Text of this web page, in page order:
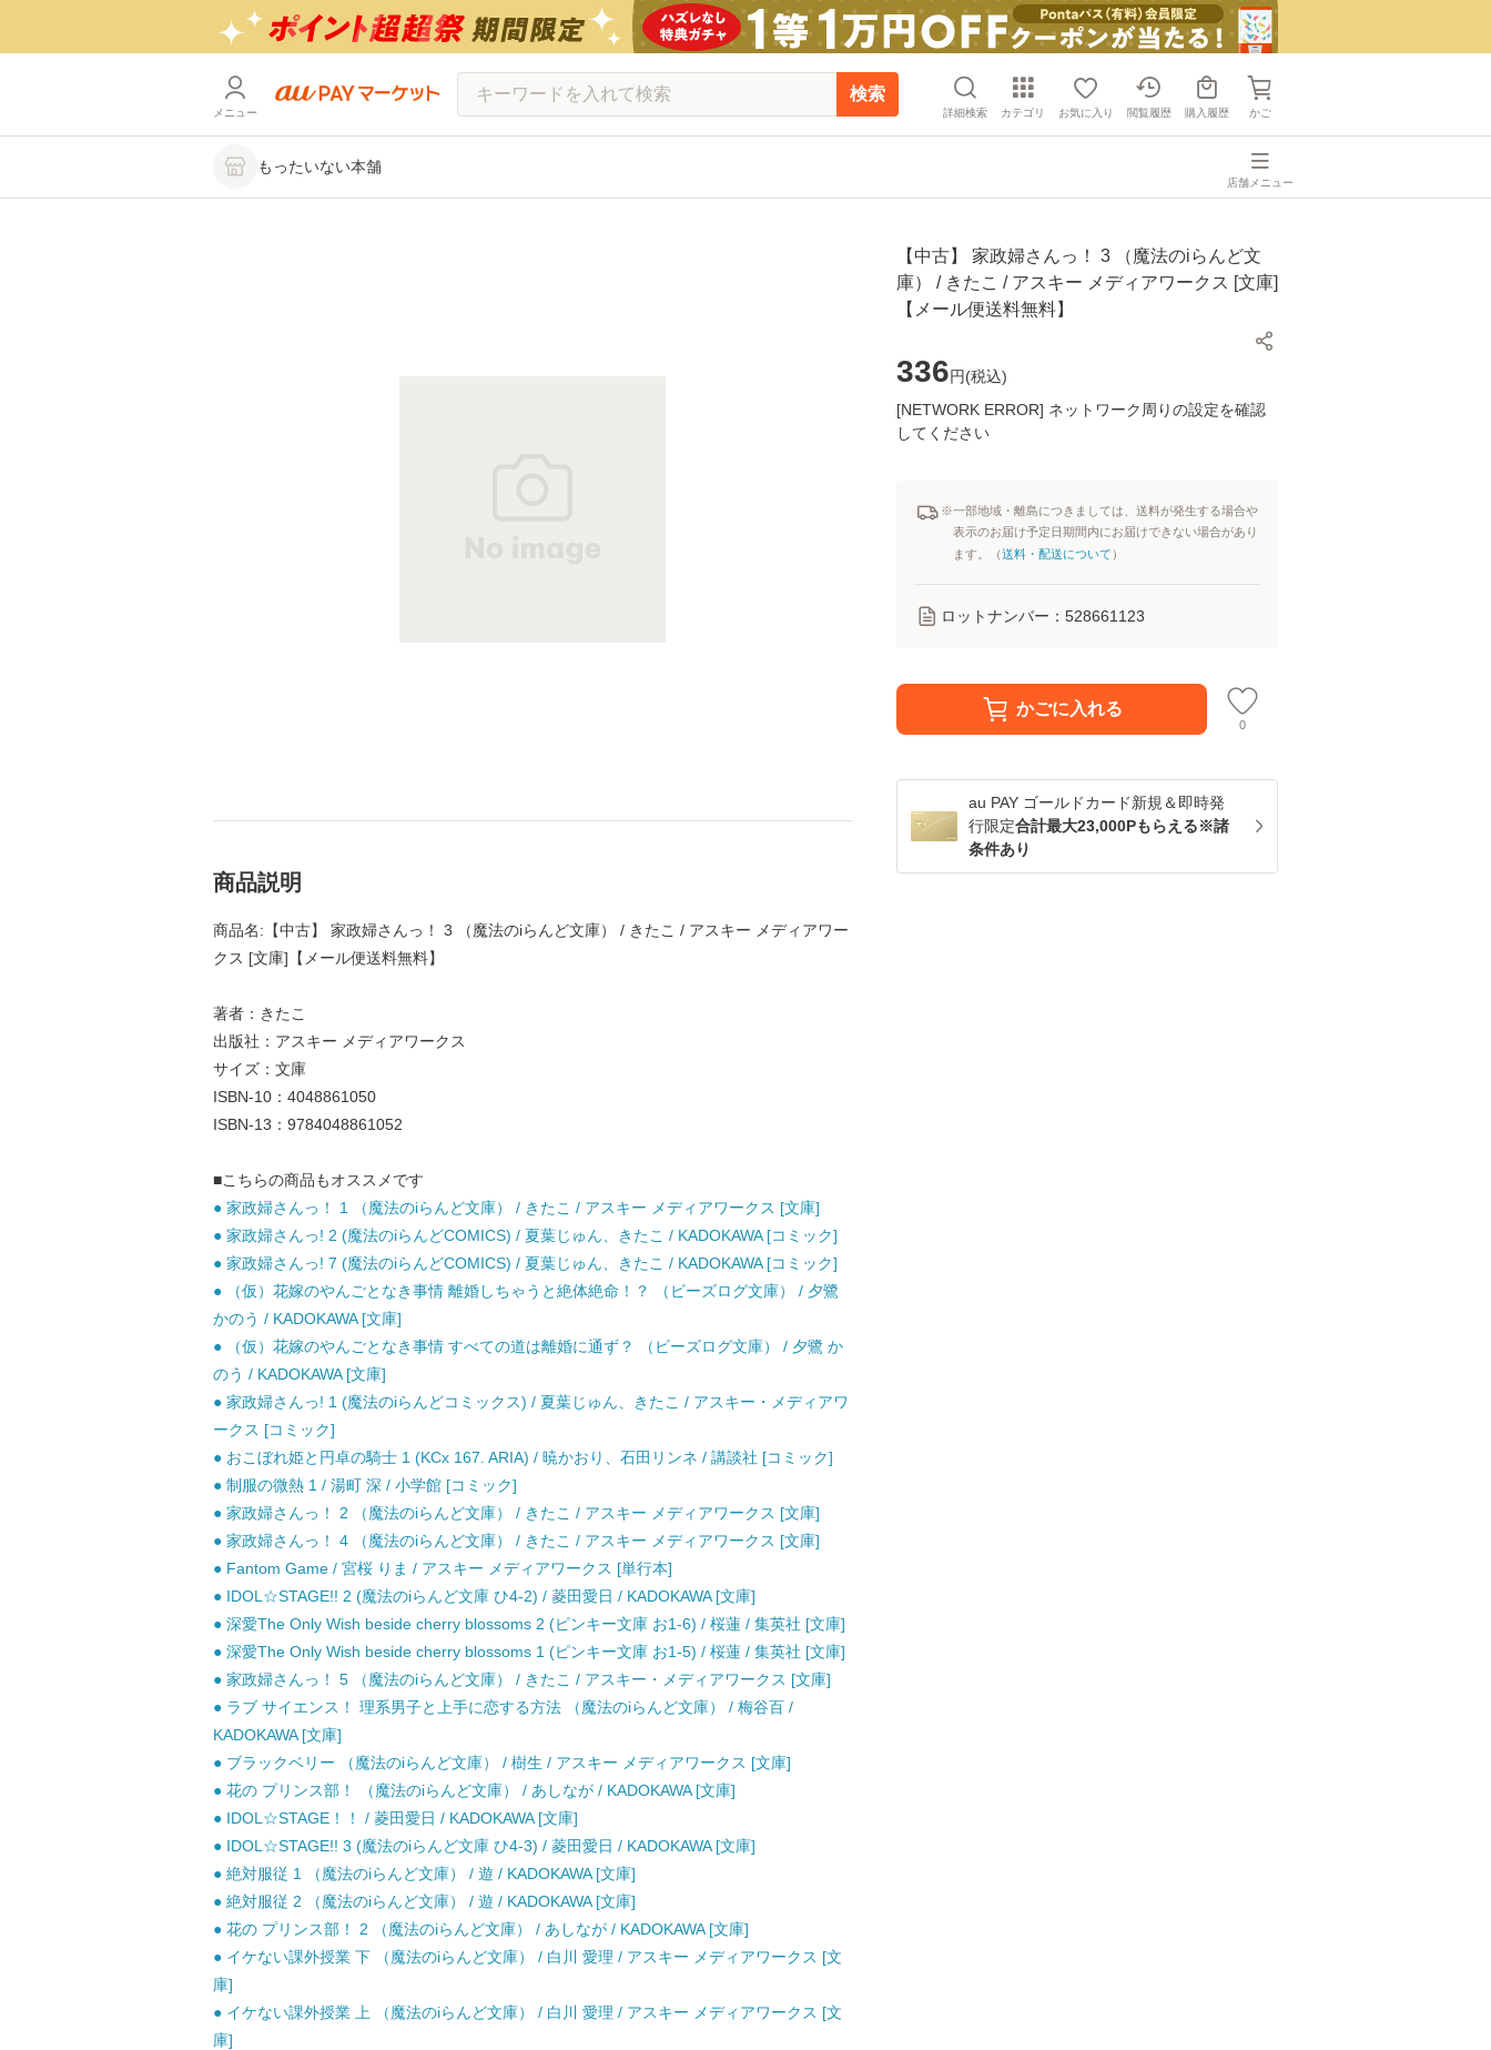
メニュー
検索
詳細検索 カテゴリ お気に入り 閲覧履歴 購入履歴 かご
もったいない本舗
店舗メニュー
【中古】 家政婦さんっ！ 3 （魔法のiらんど文
庫） / きたこ / アスキー メディアワークス [文庫]
【メール便送料無料】
336円(税込)
[NETWORK ERROR] ネットワーク周りの設定を確認
してください
※一部地域・離島につきましては、送料が発生する場合や
表示のお届け予定日期間内にお届けできない場合があり
ます。（送料・配送について ）
ロットナンバー： 528661123
かごに入れる
0
au PAY ゴールドカード新規＆即時発
行限定合計最大23,000Pもらえる※諸
条件あり
商品説明
商品名:【中古】 家政婦さんっ！ 3 （魔法のiらんど文庫） / きたこ / アスキー メディアワー
クス [文庫]【メール便送料無料】
著者：きたこ
出版社：アスキー メディアワークス
サイズ：文庫
ISBN-10：4048861050
ISBN-13：9784048861052
■こちらの商品もオススメです
● 家政婦さんっ！ 1 （魔法のiらんど文庫） / きたこ / アスキー メディアワークス [文庫]
● 家政婦さんっ! 2 (魔法のiらんどCOMICS) / 夏葉じゅん、きたこ / KADOKAWA [コミック]
● 家政婦さんっ! 7 (魔法のiらんどCOMICS) / 夏葉じゅん、きたこ / KADOKAWA [コミック]
● （仮）花嫁のやんごとなき事情 離婚しちゃうと絶体絶命！？ （ビーズログ文庫） / 夕鷺
かのう / KADOKAWA [文庫]
● （仮）花嫁のやんごとなき事情 すべての道は離婚に通ず？ （ビーズログ文庫） / 夕鷺 か
のう / KADOKAWA [文庫]
● 家政婦さんっ! 1 (魔法のiらんどコミックス) / 夏葉じゅん、きたこ / アスキー・メディアワ
ークス [コミック]
● おこぼれ姫と円卓の騎士 1 (KCx 167. ARIA) / 暁かおり、石田リンネ / 講談社 [コミック]
● 制服の微熱 1 / 湯町 深 / 小学館 [コミック]
● 家政婦さんっ！ 2 （魔法のiらんど文庫） / きたこ / アスキー メディアワークス [文庫]
● 家政婦さんっ！ 4 （魔法のiらんど文庫） / きたこ / アスキー メディアワークス [文庫]
● Fantom Game / 宮桜 りま / アスキー メディアワークス [単行本]
● IDOL☆STAGE!! 2 (魔法のiらんど文庫 ひ4-2) / 菱田愛日 / KADOKAWA [文庫]
● 深愛The Only Wish beside cherry blossoms 2 (ピンキー文庫 お1-6) / 桜蓮 / 集英社 [文庫]
● 深愛The Only Wish beside cherry blossoms 1 (ピンキー文庫 お1-5) / 桜蓮 / 集英社 [文庫]
● 家政婦さんっ！ 5 （魔法のiらんど文庫） / きたこ / アスキー・メディアワークス [文庫]
● ラブ サイエンス！ 理系男子と上手に恋する方法 （魔法のiらんど文庫） / 梅谷百 /
KADOKAWA [文庫]
● ブラックベリー （魔法のiらんど文庫） / 樹生 / アスキー メディアワークス [文庫]
● 花の プリンス部！ （魔法のiらんど文庫） / あしなが / KADOKAWA [文庫]
● IDOL☆STAGE！！ / 菱田愛日 / KADOKAWA [文庫]
● IDOL☆STAGE!! 3 (魔法のiらんど文庫 ひ4-3) / 菱田愛日 / KADOKAWA [文庫]
● 絶対服従 1 （魔法のiらんど文庫） / 遊 / KADOKAWA [文庫]
● 絶対服従 2 （魔法のiらんど文庫） / 遊 / KADOKAWA [文庫]
● 花の プリンス部！ 2 （魔法のiらんど文庫） / あしなが / KADOKAWA [文庫]
● イケない課外授業 下 （魔法のiらんど文庫） / 白川 愛理 / アスキー メディアワークス [文
庫]
● イケない課外授業 上 （魔法のiらんど文庫） / 白川 愛理 / アスキー メディアワークス [文
庫]